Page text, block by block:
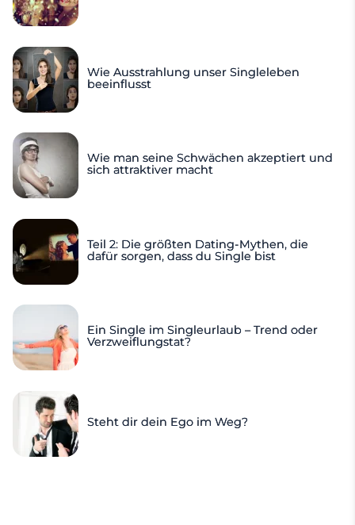
Wie Ausstrahlung unser Singleleben
beeinflusst
Wie man seine Schwächen akzeptiert und
sich attraktiver macht
Teil 2: Die größten Dating-Mythen, die
dafür sorgen, dass du Single bist
Ein Single im Singleurlaub – Trend oder
Verzweiflungstat?
Steht dir dein Ego im Weg?